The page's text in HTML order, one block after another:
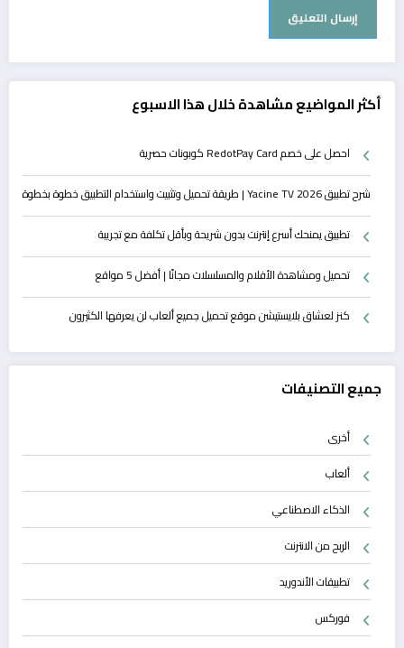
أكثر المواضيع مشاهدة خلال هذا الاسبوع
احصل على خصم RedotPay Card كوبونات حصرية
شرح تطبيق Yacine TV 2026 | طريقة تحميل وتثبيت واستخدام التطبيق خطوة بخطوة
تطبيق يمنحك أسرع إنترنت بدون شريحة وبأقل تكلفة مع تجريبة
تحميل ومشاهدة الأفلام والمسلسلات مجانًا | أفضل 5 مواقع
كنز لعشاق بلايستيشن موقع تحميل جميع ألعاب لن يعرفها الكثيرون
جميع التصنيفات
أخرى
ألعاب
الذكاء الاصطناعي
الربح من الانترنت
تطبيقات الأندوريد
فوركس